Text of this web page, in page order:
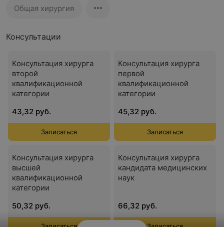
Общая хирургия
Консультации
Консультация хирурга
второй
квалификационной
категории
43,32 руб.
Записаться
Консультация хирурга
первой
квалификационной
категории
45,32 руб.
Записаться
Консультация хирурга
высшей
квалификационной
категории
50,32 руб.
Консультация хирурга
кандидата медицинских
наук
66,32 руб.